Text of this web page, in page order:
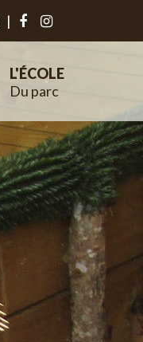
|
L'ÉCOLE
Du parc